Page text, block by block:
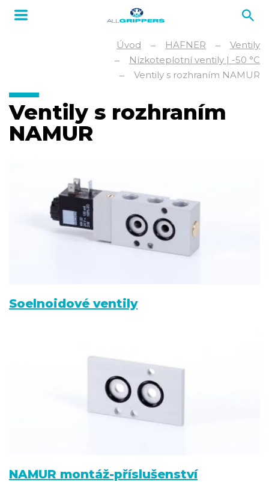
Úvod HAFNER
Ventily
Nízkoteplotní ventily | -50 °C
Ventily s rozhraním NAMUR
Ventily s rozhraním
NAMUR
Soelnoidové ventily
NAMUR montáž-příslušenství